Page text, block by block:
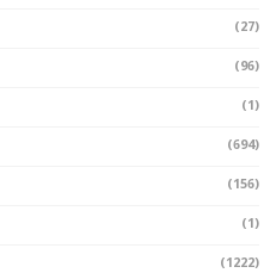
(27)
(96)
(1)
(694)
(156)
(1)
(1222)